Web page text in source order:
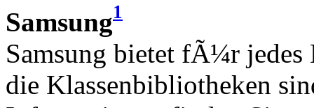
Samsung1
Samsung bietet fÃ¼r
die Klassenbibliotheken